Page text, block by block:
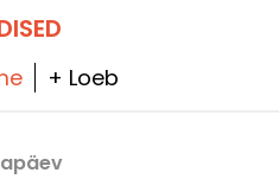
+ Loeb